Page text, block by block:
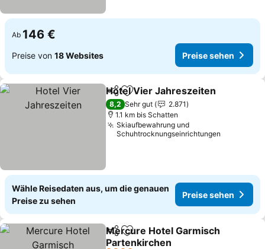
Ab 146 €
Preise von 18 Websites Preise sehen
TeilenZu Favoriten hinzufügen
Hotel Vier Jahreszeiten
8,2 Sehr gut
2.871
1.1 km bis Schatten
Skiaufbewahrung und
Schuhtrocknungseinrichtungen
Wähle Reisedaten aus, um die genauen
Preise zu sehen
Preise sehen
TeilenZu Favoriten hinzufügen
Mercure Hotel Garmisch
Partenkirchen